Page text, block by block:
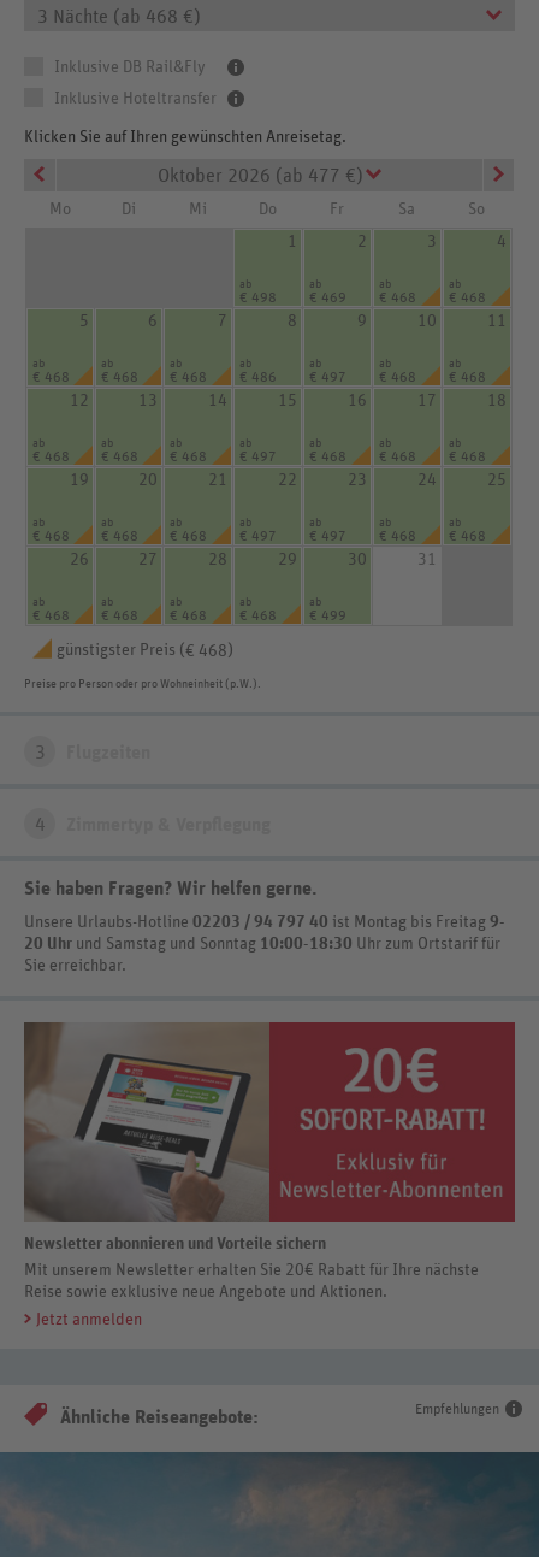
3 Nächte (ab 468 €)
Inklusive DB Rail&Fly
Inklusive Hoteltransfer
Klicken Sie auf Ihren gewünschten Anreisetag.
Oktober 2026 (ab 477 €)
Mo Di Mi Do Fr Sa
So
1
ab
€ 498
2
ab
€ 469
3
ab
€ 468
4
ab
€ 468
5
ab
€ 468
6
ab
€ 468
7
ab
€ 468
8
ab
€ 486
9
ab
€ 497
10
ab
€ 468
11
ab
€ 468
12
ab
€ 468
13
ab
€ 468
14
ab
€ 468
15
ab
€ 497
16
ab
€ 468
17
ab
€ 468
18
ab
€ 468
19
ab
€ 468
20
ab
€ 468
21
ab
€ 468
22
ab
€ 497
23
ab
€ 497
24
ab
€ 468
25
ab
€ 468
26
ab
€ 468
27
ab
€ 468
28
ab
€ 468
29
ab
€ 468
30
ab
€ 499
31
günstigster Preis (€ 468)
Preise pro Person oder pro Wohneinheit (p.W.).
3
4
Sie haben Fragen? Wir helfen gerne.
Unsere Urlaubs-Hotline 02203 / 94 797 40 ist Montag bis Freitag 9-
20 Uhr und Samstag und Sonntag 10:00-18:30 Uhr zum Ortstarif für
Sie erreichbar.
Newsletter abonnieren und Vorteile sichern
Mit unserem Newsletter erhalten Sie 20€ Rabatt für Ihre nächste
Reise sowie exklusive neue Angebote und Aktionen.
Jetzt anmelden
Empfehlungen
Ähnliche Reiseangebote: